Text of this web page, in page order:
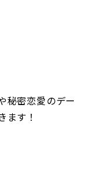
秘密恋愛のデー
ます！